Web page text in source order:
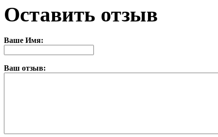
Оставить отзыв
Ваше Имя:
Ваш отзыв: